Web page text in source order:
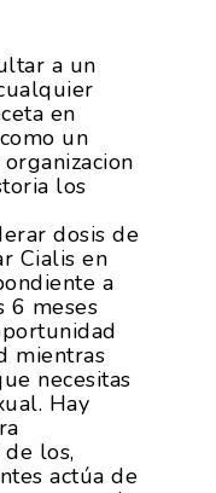
a un
en
un
los
dosis de
Cialis en
a
6 meses
mientras
necesitas
Hay
los,
actúa de